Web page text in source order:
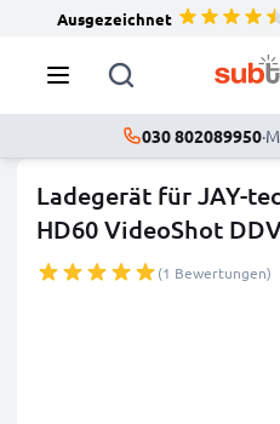
Ausgezeichnet
030 802089950·
Ladegerät für JAY-
HD60 VideoShot
(1 Bewertungen)